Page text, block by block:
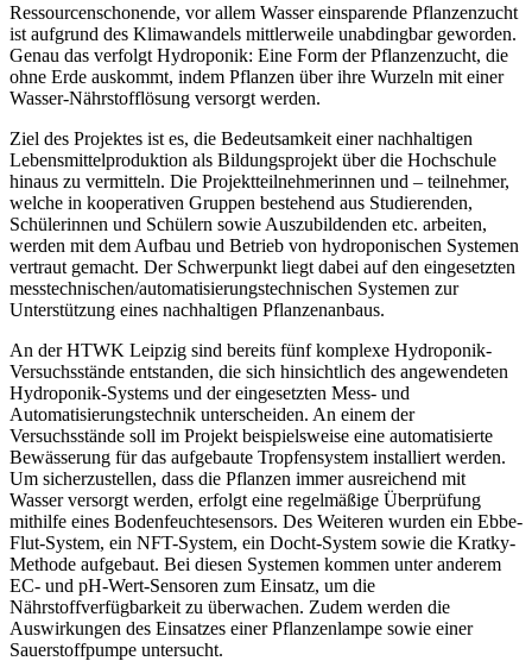
Ressourcenschonende, vor allem Wasser einsparende Pflanzenzucht
ist aufgrund des Klimawandels mittlerweile unabdingbar geworden.
Genau das verfolgt Hydroponik: Eine Form der Pflanzenzucht, die
ohne Erde auskommt, indem Pflanzen über ihre Wurzeln mit einer
Wasser-Nährstofflösung versorgt werden.
Ziel des Projektes ist es, die Bedeutsamkeit einer nachhaltigen
Lebensmittelproduktion als Bildungsprojekt über die Hochschule
hinaus zu vermitteln. Die Projektteilnehmerinnen und – teilnehmer,
welche in kooperativen Gruppen bestehend aus Studierenden,
Schülerinnen und Schülern sowie Auszubildenden etc. arbeiten,
werden mit dem Aufbau und Betrieb von hydroponischen Systemen
vertraut gemacht. Der Schwerpunkt liegt dabei auf den eingesetzten
messtechnischen/automatisierungstechnischen Systemen zur
Unterstützung eines nachhaltigen Pflanzenanbaus.
An der HTWK Leipzig sind bereits fünf komplexe Hydroponik-
Versuchsstände entstanden, die sich hinsichtlich des angewendeten
Hydroponik-Systems und der eingesetzten Mess- und
Automatisierungstechnik unterscheiden. An einem der
Versuchsstände soll im Projekt beispielsweise eine automatisierte
Bewässerung für das aufgebaute Tropfensystem installiert werden.
Um sicherzustellen, dass die Pflanzen immer ausreichend mit
Wasser versorgt werden, erfolgt eine regelmäßige Überprüfung
mithilfe eines Bodenfeuchtesensors. Des Weiteren wurden ein Ebbe-
Flut-System, ein NFT-System, ein Docht-System sowie die Kratky-
Methode aufgebaut. Bei diesen Systemen kommen unter anderem
EC- und pH-Wert-Sensoren zum Einsatz, um die
Nährstoffverfügbarkeit zu überwachen. Zudem werden die
Auswirkungen des Einsatzes einer Pflanzenlampe sowie einer
Sauerstoffpumpe untersucht.